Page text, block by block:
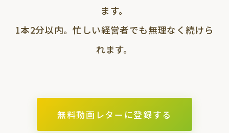
ます。
1本2分以内。忙しい経営者でも無理なく続けら
れます。
無料動画レターに登録する